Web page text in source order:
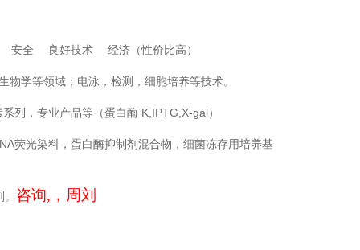
全 良好技术 经济（性价比高）
学等领域；电泳，检测，细胞培养等技术。
列，专业产品等（蛋白酶 K,IPTG,X-gal）
荧光染料，蛋白酶抑制剂混合物，细菌冻存用培养基
咨询,，周刘